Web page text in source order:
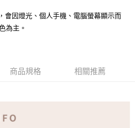
會因燈光、個人手機、電腦螢幕顯示而
為主。
商品規格 相關推薦